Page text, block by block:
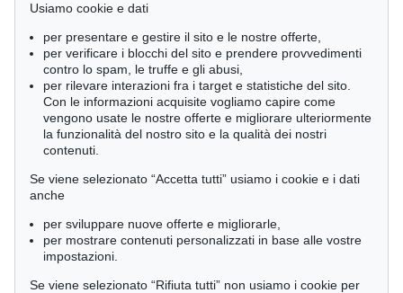
Usiamo cookie e dati
per presentare e gestire il sito e le nostre offerte,
per verificare i blocchi del sito e prendere provvedimenti
contro lo spam, le truffe e gli abusi,
per rilevare interazioni fra i target e statistiche del sito.
Con le informazioni acquisite vogliamo capire come
vengono usate le nostre offerte e migliorare ulteriormente
la funzionalità del nostro sito e la qualità dei nostri
contenuti.
Se viene selezionato “Accetta tutti” usiamo i cookie e i dati
anche
per sviluppare nuove offerte e migliorarle,
per mostrare contenuti personalizzati in base alle vostre
impostazioni.
Se viene selezionato “Rifiuta tutti” non usiamo i cookie per